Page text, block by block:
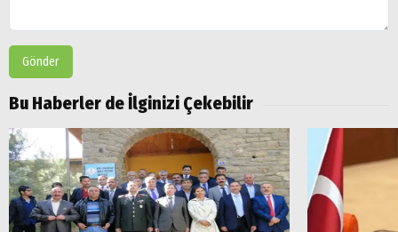
Gönder
Bu Haberler de İlginizi Çekebilir